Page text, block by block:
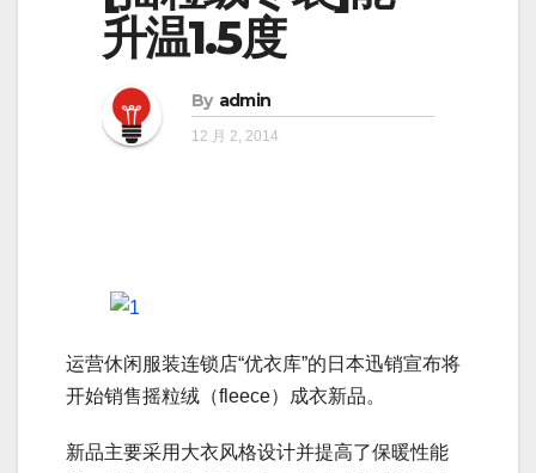
升温1.5度
By admin
12 月 2, 2014
运营休闲服装连锁店“优衣库”的日本迅销宣布将
开始销售摇粒绒（fleece）成衣新品。
新品主要采用大衣风格设计并提高了保暖性能